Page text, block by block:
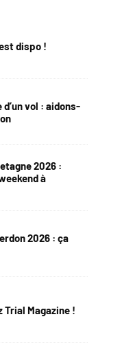
dispo !
vol : aidons-
2026 :
à
2026 : ça
Trial Magazine !